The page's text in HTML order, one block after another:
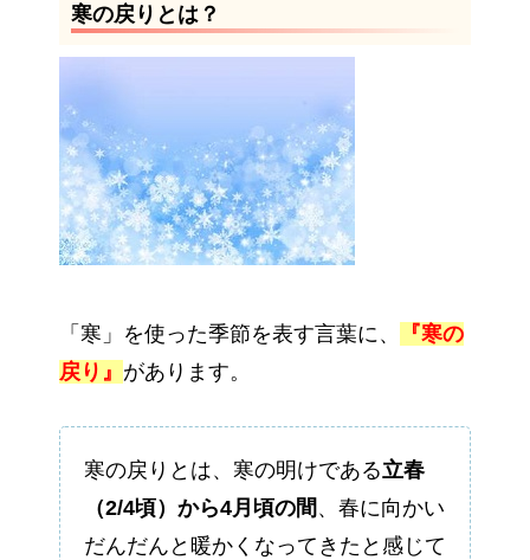
寒の戻りとは？
「寒」を使った季節を表す言葉に、
『寒の
戻り』 があります。
寒の戻りとは、寒の明けである立春
（2/4頃）から4月頃の間 、春に向かい
だんだんと暖かくなってきたと感じて